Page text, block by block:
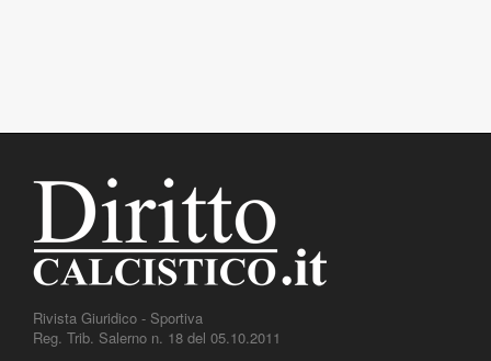
Rivista Giuridico - Sportiva
Reg. Trib. Salerno n. 18 del 05.10.2011